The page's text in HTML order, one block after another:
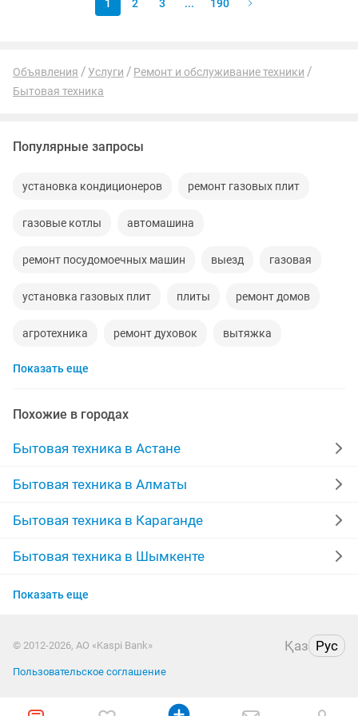
1 2 3 ... 190
Объявления Услуги
Ремонт и обслуживание техники
Бытовая техника
Популярные запросы
установка кондиционеров ремонт газовых плит
газовые котлы автомашина
ремонт посудомоечных машин выезд газовая
установка газовых плит плиты ремонт домов
агротехника ремонт духовок вытяжка
посудомоечная машина
кронштейн ремонт любой сложности
холодильное оборудование
установка кронштейнов газовая установка
мультиварки ремонт виде
ремонт плиты
запчасти стиральной машины
Показать еще
Похожие в городах
Бытовая техника в Астане
Бытовая техника в Алматы
Бытовая техника в Караганде
Бытовая техника в Шымкенте
Бытовая техника в Усть-Каменогорске
Бытовая техника в Павлодаре
Бытовая техника в Семее
Показать еще
© 2012-2026, АО «Kaspi Bank» Қаз Рус
Пользовательское соглашение